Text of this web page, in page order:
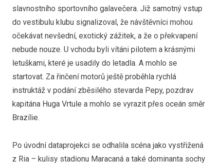
slavnostního sportovního galavečera. Již samotný vstup
do vestibulu klubu signalizoval, že návštěvníci mohou
očekávat nevšední, exotický zážitek, a že o překvapení
nebude nouze. U vchodu byli vítáni pilotem a krásnými
letuškami, které je usadily do letadla. A mohlo se
startovat. Za řinčení motorů ještě proběhla rychlá
instruktáž v podání zběsilého stevarda Pepy, pozdrav
kapitána Huga Vrtule a mohlo se vyrazit přes oceán směr
Brazílie.
Po úvodní dataprojekci se odhalila scéna jako vystřižená
z Ria – kulisy stadionu Maracaná a také dominanta sochy